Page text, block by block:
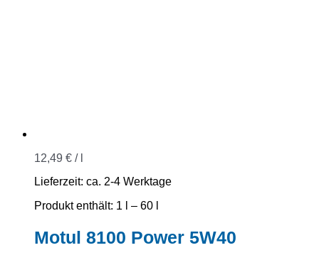
12,49 € /
Lieferzeit: ca. 2-4 Werktage
Produkt enthält: 1
– 60
Motul 8100 Power 5W40